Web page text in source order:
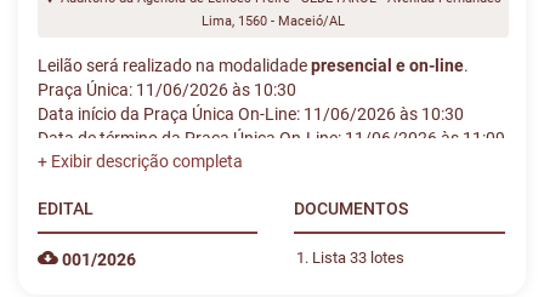
Lima, 1560 - Maceió/AL
Leilão será realizado na modalidadepresencial e on-line.
Praça Única: 11/06/2026 às 10:30
Data início da Praça Única On-Line: 11/06/2026 às 10:30
Data de término da Praça Única On-Line: 11/06/2026 às 11:09
EDITAL
001/2026
DOCUMENTOS
Lista 33 lotes